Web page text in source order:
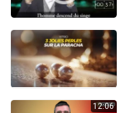
12:06